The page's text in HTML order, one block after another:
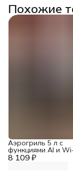
Похожие
8 109 ₽
Аэрогриль 5 л с
функциями AI и
управлением